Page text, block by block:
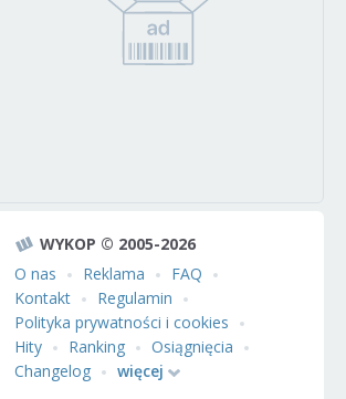
WYKOP © 2005-2026
O nas
Reklama
FAQ
Kontakt
Regulamin
Polityka prywatności i cookies
Hity
Ranking
Osiągnięcia
Changelog
więcej